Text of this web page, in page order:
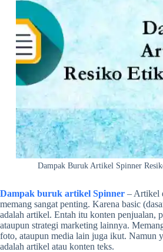
Dampak Buruk Artikel Spinner
Dampak buruk artikel Spinner – Artikel
memang sangat penting. Karena basic
adalah artikel. Entah itu konten penjualan,
ataupun strategi marketing lainnya.
foto, ataupun media lain juga ikut. Namun
adalah artikel atau konten teks.